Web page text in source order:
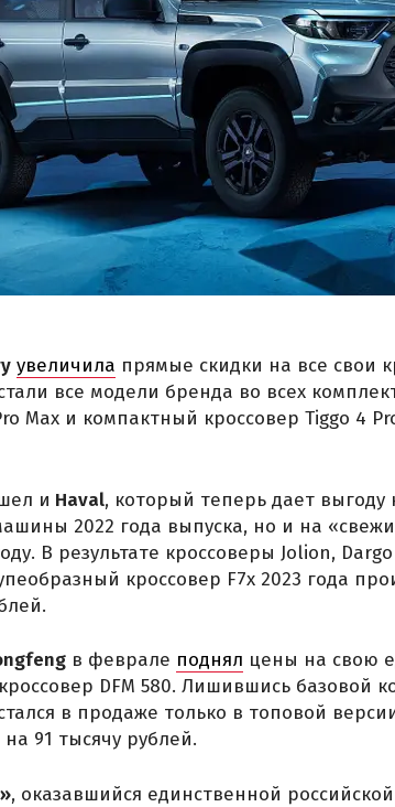
увеличила прямые скидки на все свои
все модели бренда во всех
Max и компактный кроссовер Tiggo 4
и Haval, который теперь дает выгоду
2022 года выпуска, но и на
В результате кроссоверы Jolion,
кроссовер F7x 2023 года
в феврале поднял цены на свою
DFM 580. Лишившись базовой
в продаже только в топовой
91 тысячу рублей.
, оказавшийся единственной